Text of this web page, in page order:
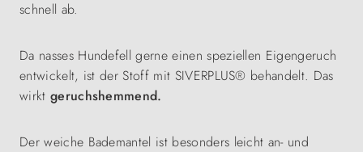
schnell ab.
Da nasses Hundefell gerne einen speziellen Eigengeruch
entwickelt, ist der Stoff mit SIVERPLUS® behandelt. Das
wirkt geruchshemmend.
Der weiche Bademantel ist besonders leicht an- und